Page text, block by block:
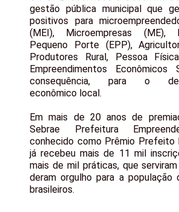
gestão pública municipal que
positivos para
(MEI), Microempresas (ME),
Pequeno Porte (EPP),
Produtores Rural, Pessoa
Empreendimentos Econômicos
consequência, para o
econômico local.
Em mais de 20 anos de
Sebrae Prefeitura
conhecido como Prêmio Prefeito
já recebeu mais de 11 mil
mais de mil práticas, que
deram orgulho para a população
brasileiros.